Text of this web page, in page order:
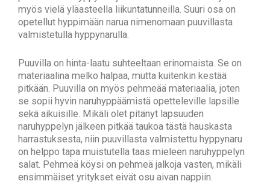
myös vielä yläasteella liikuntatunneilla. Suuri osa on
opetellut hyppimään narua nimenomaan puuvillasta
valmistetulla hyppynarulla.
Puuvilla on hinta-laatu suhteeltaan erinomaista. Se on
materiaalina melko halpaa, mutta kuitenkin kestää
pitkään. Puuvilla on myös pehmeää materiaalia, joten
se sopii hyvin naruhyppäämistä opetteleville lapsille
sekä aikuisille. Mikäli olet pitänyt lapsuuden
naruhyppelyn jälkeen pitkää taukoa tästä hauskasta
harrastuksesta, niin puuvillasta valmistettu hyppynaru
on helppo tapa muistutella taas mieleen naruhyppelyn
salat. Pehmeä köysi on pehmeä jalkoja vasten, mikäli
ensimmäiset yritykset eivät osu aivan nappiin.